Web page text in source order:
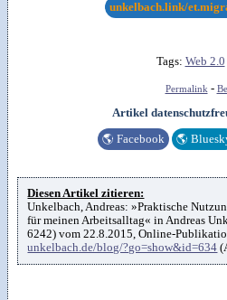
unkelbach.link/
Tags: Web 2.0
Permalink-
Artikel
🌎 Facebook 🌎
Diesen Artikel zitieren:
Unkelbach, Andreas: »Praktische
für meinen Arbeitsalltag« in Andreas
6242) vom 22.8.2015, Online-
unkelbach.de/blog/?go=show&id=634